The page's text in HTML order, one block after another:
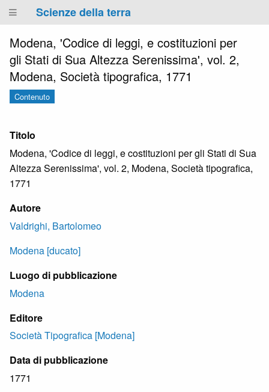
Scienze della terra
Modena, 'Codice di leggi, e costituzioni per
gli Stati di Sua Altezza Serenissima', vol. 2,
Modena, Società tipografica, 1771
Contenuto
Titolo
Modena, 'Codice di leggi, e costituzioni per gli Stati di Sua
Altezza Serenissima', vol. 2, Modena, Società tipografica,
1771
Autore
Valdrighi, Bartolomeo
Modena [ducato]
Luogo di pubblicazione
Modena
Editore
Società Tipografica [Modena]
Data di pubblicazione
1771